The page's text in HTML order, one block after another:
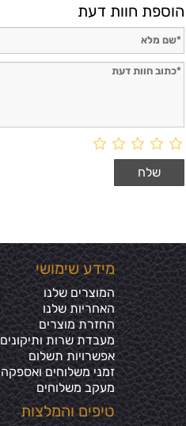
הוספת חוות דעת
מידע שימושי
המוצרים שלנו
האחריות שלנו
החזרת מוצרים
מעבדת שרות ותיקונים
אפשרויות תשלום
זמני משלוחים ואספקה
מעקב משלוחים
טיפים והמלצות